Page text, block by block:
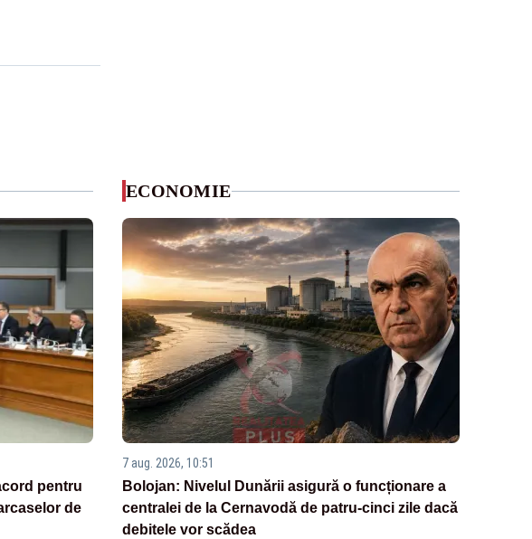
pentru
de
ECONOMIE
7 aug. 2026, 10:51
Bolojan: Nivelul Dunării asigură o funcționare a
centralei de la Cernavodă de patru-cinci zile dacă
debitele vor scădea